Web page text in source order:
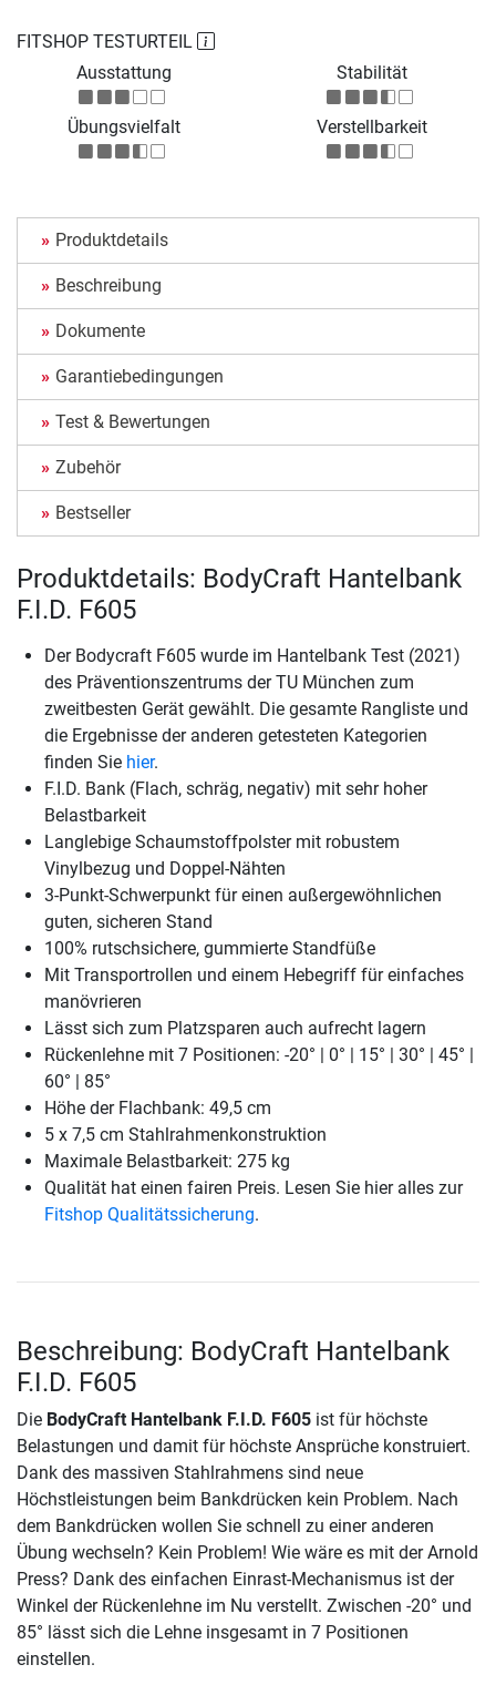
FITSHOP TESTURTEIL
Ausstattung
Stabilität
Übungsvielfalt Verstellbarkeit
Produktdetails
Beschreibung
Dokumente
Garantiebedingungen
Test & Bewertungen
Zubehör
Bestseller
Produktdetails: BodyCraft Hantelbank
F.I.D. F605
Der Bodycraft F605 wurde im Hantelbank Test (2021)
des Präventionszentrums der TU München zum
zweitbesten Gerät gewählt. Die gesamte Rangliste und
die Ergebnisse der anderen getesteten Kategorien
finden Sie hier.
F.I.D. Bank (Flach, schräg, negativ) mit sehr hoher
Belastbarkeit
Langlebige Schaumstoffpolster mit robustem
Vinylbezug und Doppel-Nähten
3-Punkt-Schwerpunkt für einen außergewöhnlichen
guten, sicheren Stand
100% rutschsichere, gummierte Standfüße
Mit Transportrollen und einem Hebegriff für einfaches
manövrieren
Lässt sich zum Platzsparen auch aufrecht lagern
Rückenlehne mit 7 Positionen: -20° | 0° | 15° | 30° | 45° |
60° | 85°
Höhe der Flachbank: 49,5 cm
5 x 7,5 cm Stahlrahmenkonstruktion
Maximale Belastbarkeit: 275 kg
Qualität hat einen fairen Preis. Lesen Sie hier alles zur
Fitshop Qualitätssicherung.
Beschreibung: BodyCraft Hantelbank
F.I.D. F605
Die BodyCraft Hantelbank F.I.D. F605 ist für höchste
Belastungen und damit für höchste Ansprüche konstruiert.
Dank des massiven Stahlrahmens sind neue
Höchstleistungen beim Bankdrücken kein Problem. Nach
dem Bankdrücken wollen Sie schnell zu einer anderen
Übung wechseln? Kein Problem! Wie wäre es mit der Arnold
Press? Dank des einfachen Einrast-Mechanismus ist der
Winkel der Rückenlehne im Nu verstellt. Zwischen -20° und
85° lässt sich die Lehne insgesamt in 7 Positionen
einstellen.